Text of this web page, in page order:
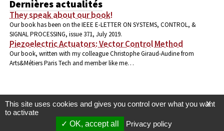
Dernières actualités
They speak about our book!
Our book has been on the IEEE E-LETTER ON SYSTEMS, CONTROL, &
SIGNAL PROCESSING, issue 371, July 2019.
Piezoelectric Actuators: Vector Control Method
Our book, written with my colleague Christophe Giraud-Audine from
Arts&Métiers Paris Tech and member like me…
X
This site uses cookies and gives you control over what you want
to activate
OK, accept all
Privacy policy